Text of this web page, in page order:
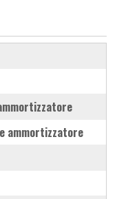
ammortizzatore